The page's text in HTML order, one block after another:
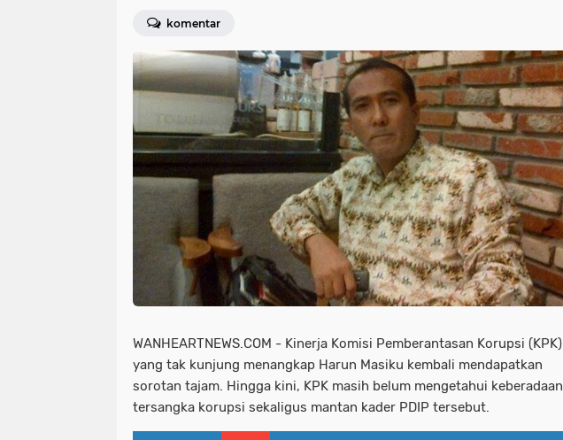
komentar
WANHEARTNEWS.COM - Kinerja Komisi Pemberantasan Korupsi (KPK)
yang tak kunjung menangkap Harun Masiku kembali mendapatkan
sorotan tajam. Hingga kini, KPK masih belum mengetahui keberadaan
tersangka korupsi sekaligus mantan kader PDIP tersebut.